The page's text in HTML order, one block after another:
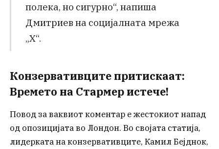
полека, но сигурно“, напиша
Дмитриев на социјалната мрежа
„Х“.
Конзервативците притискаат:
Времето на Стармер истече!
Повод за ваквиот коментар е жестокиот напад
од опозицијата во Лондон. Во својата статија,
лидерката на конзервативците, Камил Бејднок,